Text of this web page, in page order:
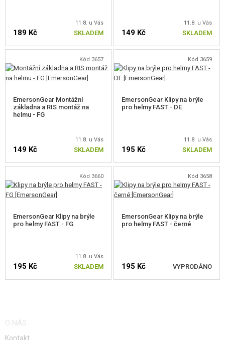
TLUMIČE, KONCOVKY, REDUKCE
LASERY, SVÍTILNY
KOLIMÁTORY, PUŠKOHLEDY, DALEKOHLEDY
RIS LIŠTY BĚŽNÉ
RIS LIŠTY PRO KEYMOD
MONTÁŽE PRO MP5
BATERIOVÉ BOXY
11.8. u Vás
189 Kč SKLADEM
11.8. u Vás
149 Kč SKLADEM
Kód 3657
EmersonGear Montážní
základna a RIS montáž na
helmu - FG
11.8. u Vás
149 Kč SKLADEM
Kód 3659
EmersonGear Klipy na brýle
pro helmy FAST - DE
11.8. u Vás
195 Kč SKLADEM
Kód 3660
EmersonGear Klipy na brýle
pro helmy FAST - FG
11.8. u Vás
195 Kč SKLADEM
Kód 3658
EmersonGear Klipy na brýle
pro helmy FAST - černé
195 Kč VYPRODÁNO
O NÁS
Kontakt